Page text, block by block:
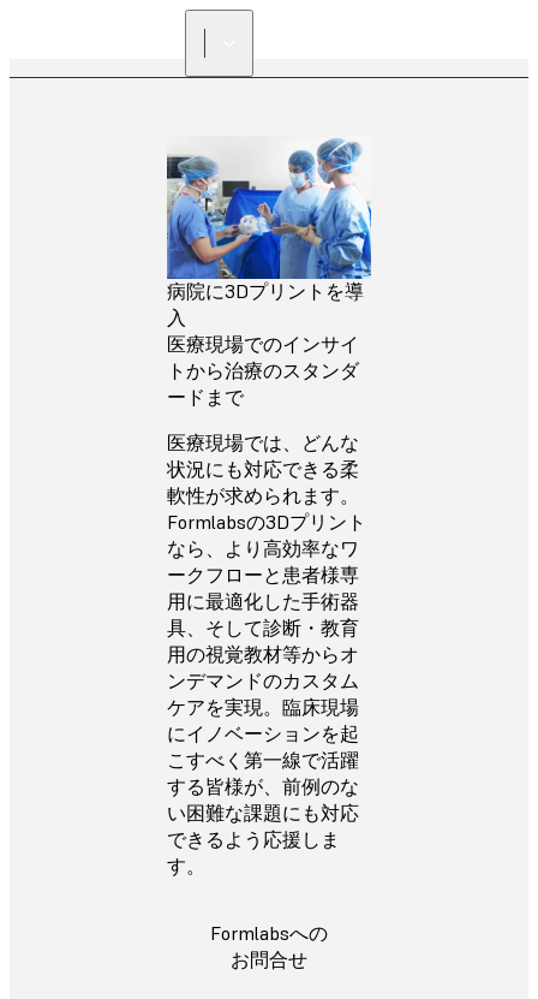
病院に3Dプリントを導
入
医療現場でのインサイ
トから治療のスタンダ
ードまで
医療現場では、どんな
状況にも対応できる柔
軟性が求められます。
Formlabsの3Dプリント
なら、より高効率なワ
ークフローと患者様専
用に最適化した手術器
具、そして診断・教育
用の視覚教材等からオ
ンデマンドのカスタム
ケアを実現。臨床現場
にイノベーションを起
こすべく第一線で活躍
する皆様が、前例のな
い困難な課題にも対応
できるよう応援しま
す。
Formlabsへの
お問合せ